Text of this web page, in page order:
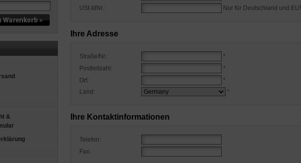
&
USt-IdNr.:
Nur für Deutschland und EU!
Ihre Adresse
Straße/Nr.:
*
Postleitzahl:
*
Ort:
*
Land:
*
Ihre Kontaktinformationen
Telefon:
Fax: